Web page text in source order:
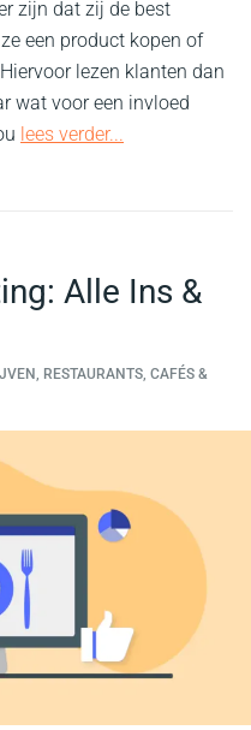
zijn dat zij de best
een product kopen of
lezen klanten dan
wat voor een invloed
lees verder...
Alle Ins &
RESTAURANTS, CAFÉS &